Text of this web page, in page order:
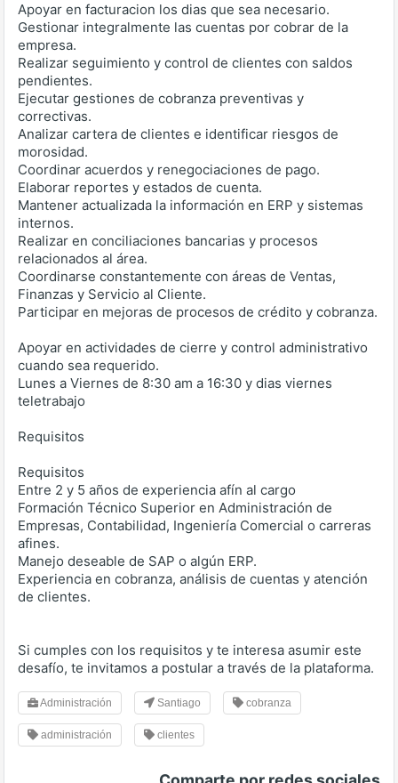
Apoyar en facturacion los dias que sea necesario.
Gestionar integralmente las cuentas por cobrar de la
empresa.
Realizar seguimiento y control de clientes con saldos
pendientes.
Ejecutar gestiones de cobranza preventivas y
correctivas.
Analizar cartera de clientes e identificar riesgos de
morosidad.
Coordinar acuerdos y renegociaciones de pago.
Elaborar reportes y estados de cuenta.
Mantener actualizada la información en ERP y sistemas
internos.
Realizar en conciliaciones bancarias y procesos
relacionados al área.
Coordinarse constantemente con áreas de Ventas,
Finanzas y Servicio al Cliente.
Participar en mejoras de procesos de crédito y cobranza.
Apoyar en actividades de cierre y control administrativo
cuando sea requerido.
Lunes a Viernes de 8:30 am a 16:30 y dias viernes
teletrabajo
Requisitos
Requisitos
Entre 2 y 5 años de experiencia afín al cargo
Formación Técnico Superior en Administración de
Empresas, Contabilidad, Ingeniería Comercial o carreras
afines.
Manejo deseable de SAP o algún ERP.
Experiencia en cobranza, análisis de cuentas y atención
de clientes.
Si cumples con los requisitos y te interesa asumir este
desafío, te invitamos a postular a través de la plataforma.
Administración Santiago cobranza
administración clientes